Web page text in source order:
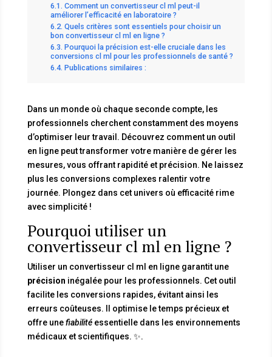
Comment un convertisseur cl ml peut-il
améliorer l’efficacité en laboratoire ?
Quels critères sont essentiels pour choisir un
bon convertisseur cl ml en ligne ?
Pourquoi la précision est-elle cruciale dans les
conversions cl ml pour les professionnels de santé ?
Publications similaires :
Dans un monde où chaque seconde compte, les
professionnels cherchent constamment des moyens
d’optimiser leur travail. Découvrez comment un outil
en ligne peut transformer votre manière de gérer les
mesures, vous offrant rapidité et précision. Ne laissez
plus les conversions complexes ralentir votre
journée. Plongez dans cet univers où efficacité rime
avec simplicité !
Pourquoi utiliser un
convertisseur cl ml en ligne ?
Utiliser un convertisseur cl ml en ligne garantit une
précision inégalée pour les professionnels. Cet outil
facilite les conversions rapides, évitant ainsi les
erreurs coûteuses. Il optimise le temps précieux et
offre unefiabilitéessentielle dans les environnements
médicaux et scientifiques. ✨.